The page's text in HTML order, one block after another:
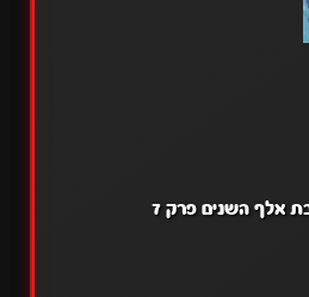
אלף השנים פרק 7